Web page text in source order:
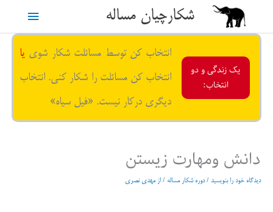
محتوا
شکارچیان مساله
فهرست
یک زندگی و دو
انتخاب:
انتخاب کن توسط مسائلت شکار شوی یا
انتخاب کن مسائلت را شکار کنی. انتخاب
دیگری درکار نیست. «فیل سیاه»
دانش ومهارت زیستن
دیدگاه‌ خود را بنویسید /دوره شکار مساله / از مهدی نصری